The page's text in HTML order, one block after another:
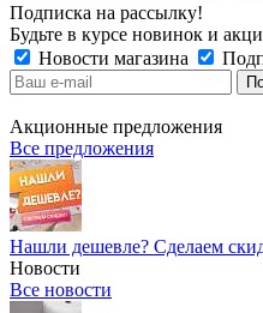
Подписка на рассылку!
Будьте в курсе новинок и
Новости магазина
Акционные предложения
Все предложения
Нашли дешевле? Сделаем
Новости
Все новости